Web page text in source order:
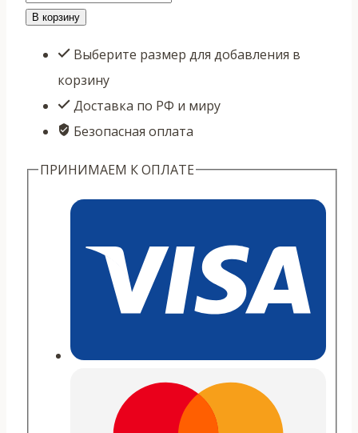
товара
для
цзянь
двухцветная
В корзину
Выберите размер для добавления в
корзину
Доставка по РФ и миру
Безопасная оплата
ПРИНИМАЕМ К ОПЛАТЕ